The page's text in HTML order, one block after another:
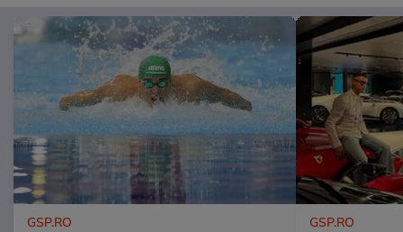
GSP.RO GSP.RO